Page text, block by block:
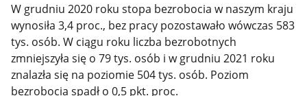
W grudniu 2020 roku stopa bezrobocia w naszym kraju
wynosiła 3,4 proc., bez pracy pozostawało wówczas 583
tys. osób. W ciągu roku liczba bezrobotnych
zmniejszyła się o 79 tys. osób i w grudniu 2021 roku
znalazła się na poziomie 504 tys. osób. Poziom
bezrobocia spadł o 0,5 pkt. proc.